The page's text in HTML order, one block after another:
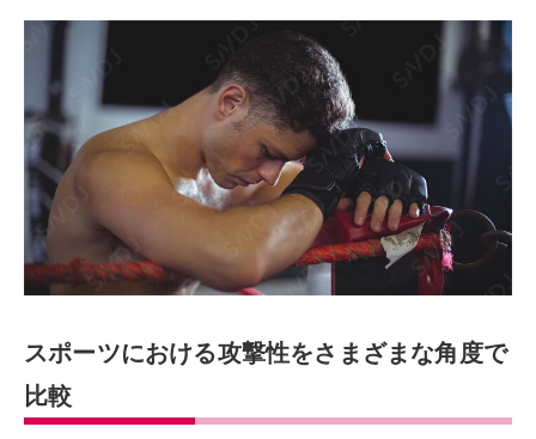
スポーツにおける攻撃性をさまざまな角度で
比較